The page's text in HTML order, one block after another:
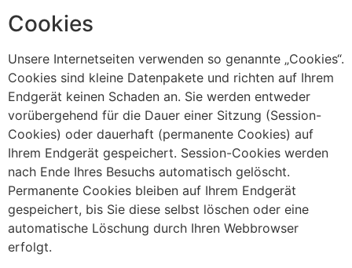
Cookies
Unsere Internetseiten verwenden so genannte „Cookies“.
Cookies sind kleine Datenpakete und richten auf Ihrem
Endgerät keinen Schaden an. Sie werden entweder
vorübergehend für die Dauer einer Sitzung (Session-
Cookies) oder dauerhaft (permanente Cookies) auf
Ihrem Endgerät gespeichert. Session-Cookies werden
nach Ende Ihres Besuchs automatisch gelöscht.
Permanente Cookies bleiben auf Ihrem Endgerät
gespeichert, bis Sie diese selbst löschen oder eine
automatische Löschung durch Ihren Webbrowser
erfolgt.